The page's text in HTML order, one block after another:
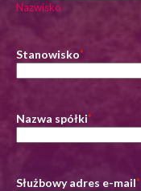
Nazwisko
Stanowisko*
Nazwa spółki*
Służbowy adres e-mail*